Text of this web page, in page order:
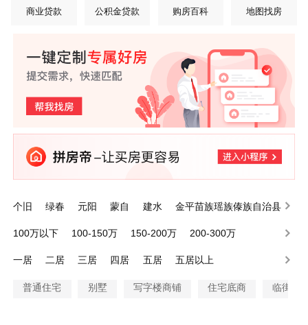
商业贷款 公积金贷款 购房百科 地图找房
个旧 绿春 元阳 蒙自 建水
金平苗族瑶族傣族自治县
100万以下
100-150万 150-200万
200-300万
一居
二居 三居 四居 五居 五居以上
普通住宅 别墅 写字楼商铺 住宅底商 临街商